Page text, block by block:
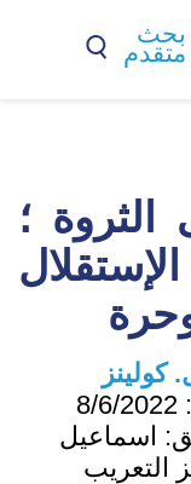
بحث
متقدم
الثروة ؛
كولينز
8/6/2022
اسماعيل
التعريب